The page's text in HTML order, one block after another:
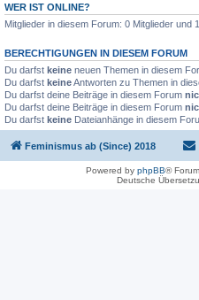
WER IST ONLINE?
Mitglieder in diesem Forum: 0 Mitglieder und
BERECHTIGUNGEN IN DIESEM FORUM
Du darfst keine neuen Themen in diesem
Du darfst keineAntworten zu Themen in
Du darfst deine Beiträge in diesem Forum
Du darfst deine Beiträge in diesem Forum
Du darfst keine Dateianhänge in diesem
Feminismus ab (Since) 2018
Powered by phpBB®
Deutsche